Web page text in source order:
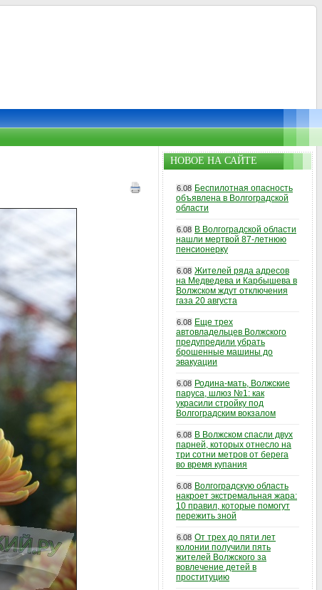
НОВОЕ НА САЙТЕ
6.08 Беспилотная опасность
объявлена в Волгоградской
области
6.08 В Волгоградской области
нашли мертвой 87-летнюю
пенсионерку
6.08 Жителей ряда адресов
на Медведева и Карбышева в
Волжском ждут отключения
газа 20 августа
6.08 Еще трех
автовладельцев Волжского
предупредили убрать
брошенные машины до
эвакуации
6.08 Родина-мать, Волжские
паруса, шлюз №1: как
украсили стройку под
Волгоградским вокзалом
6.08 В Волжском спасли двух
парней, которых отнесло на
три сотни метров от берега
во время купания
6.08 Волгоградскую область
накроет экстремальная жара:
10 правил, которые помогут
пережить зной
6.08 От трех до пяти лет
колонии получили пять
жителей Волжского за
вовлечение детей в
проституцию